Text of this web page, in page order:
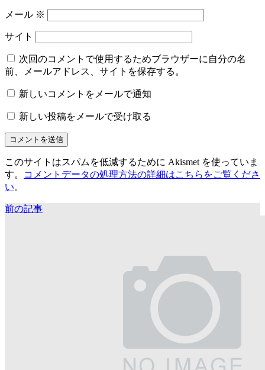
メール ※
サイト
次回のコメントで使用するためブラウザーに自分の名
前、メールアドレス、サイトを保存する。
新しいコメントをメールで通知
新しい投稿をメールで受け取る
このサイトはスパムを低減するために Akismet を使っていま
す。
コメントデータの処理方法の詳細はこちらをご覧くださ
い。
前の記事